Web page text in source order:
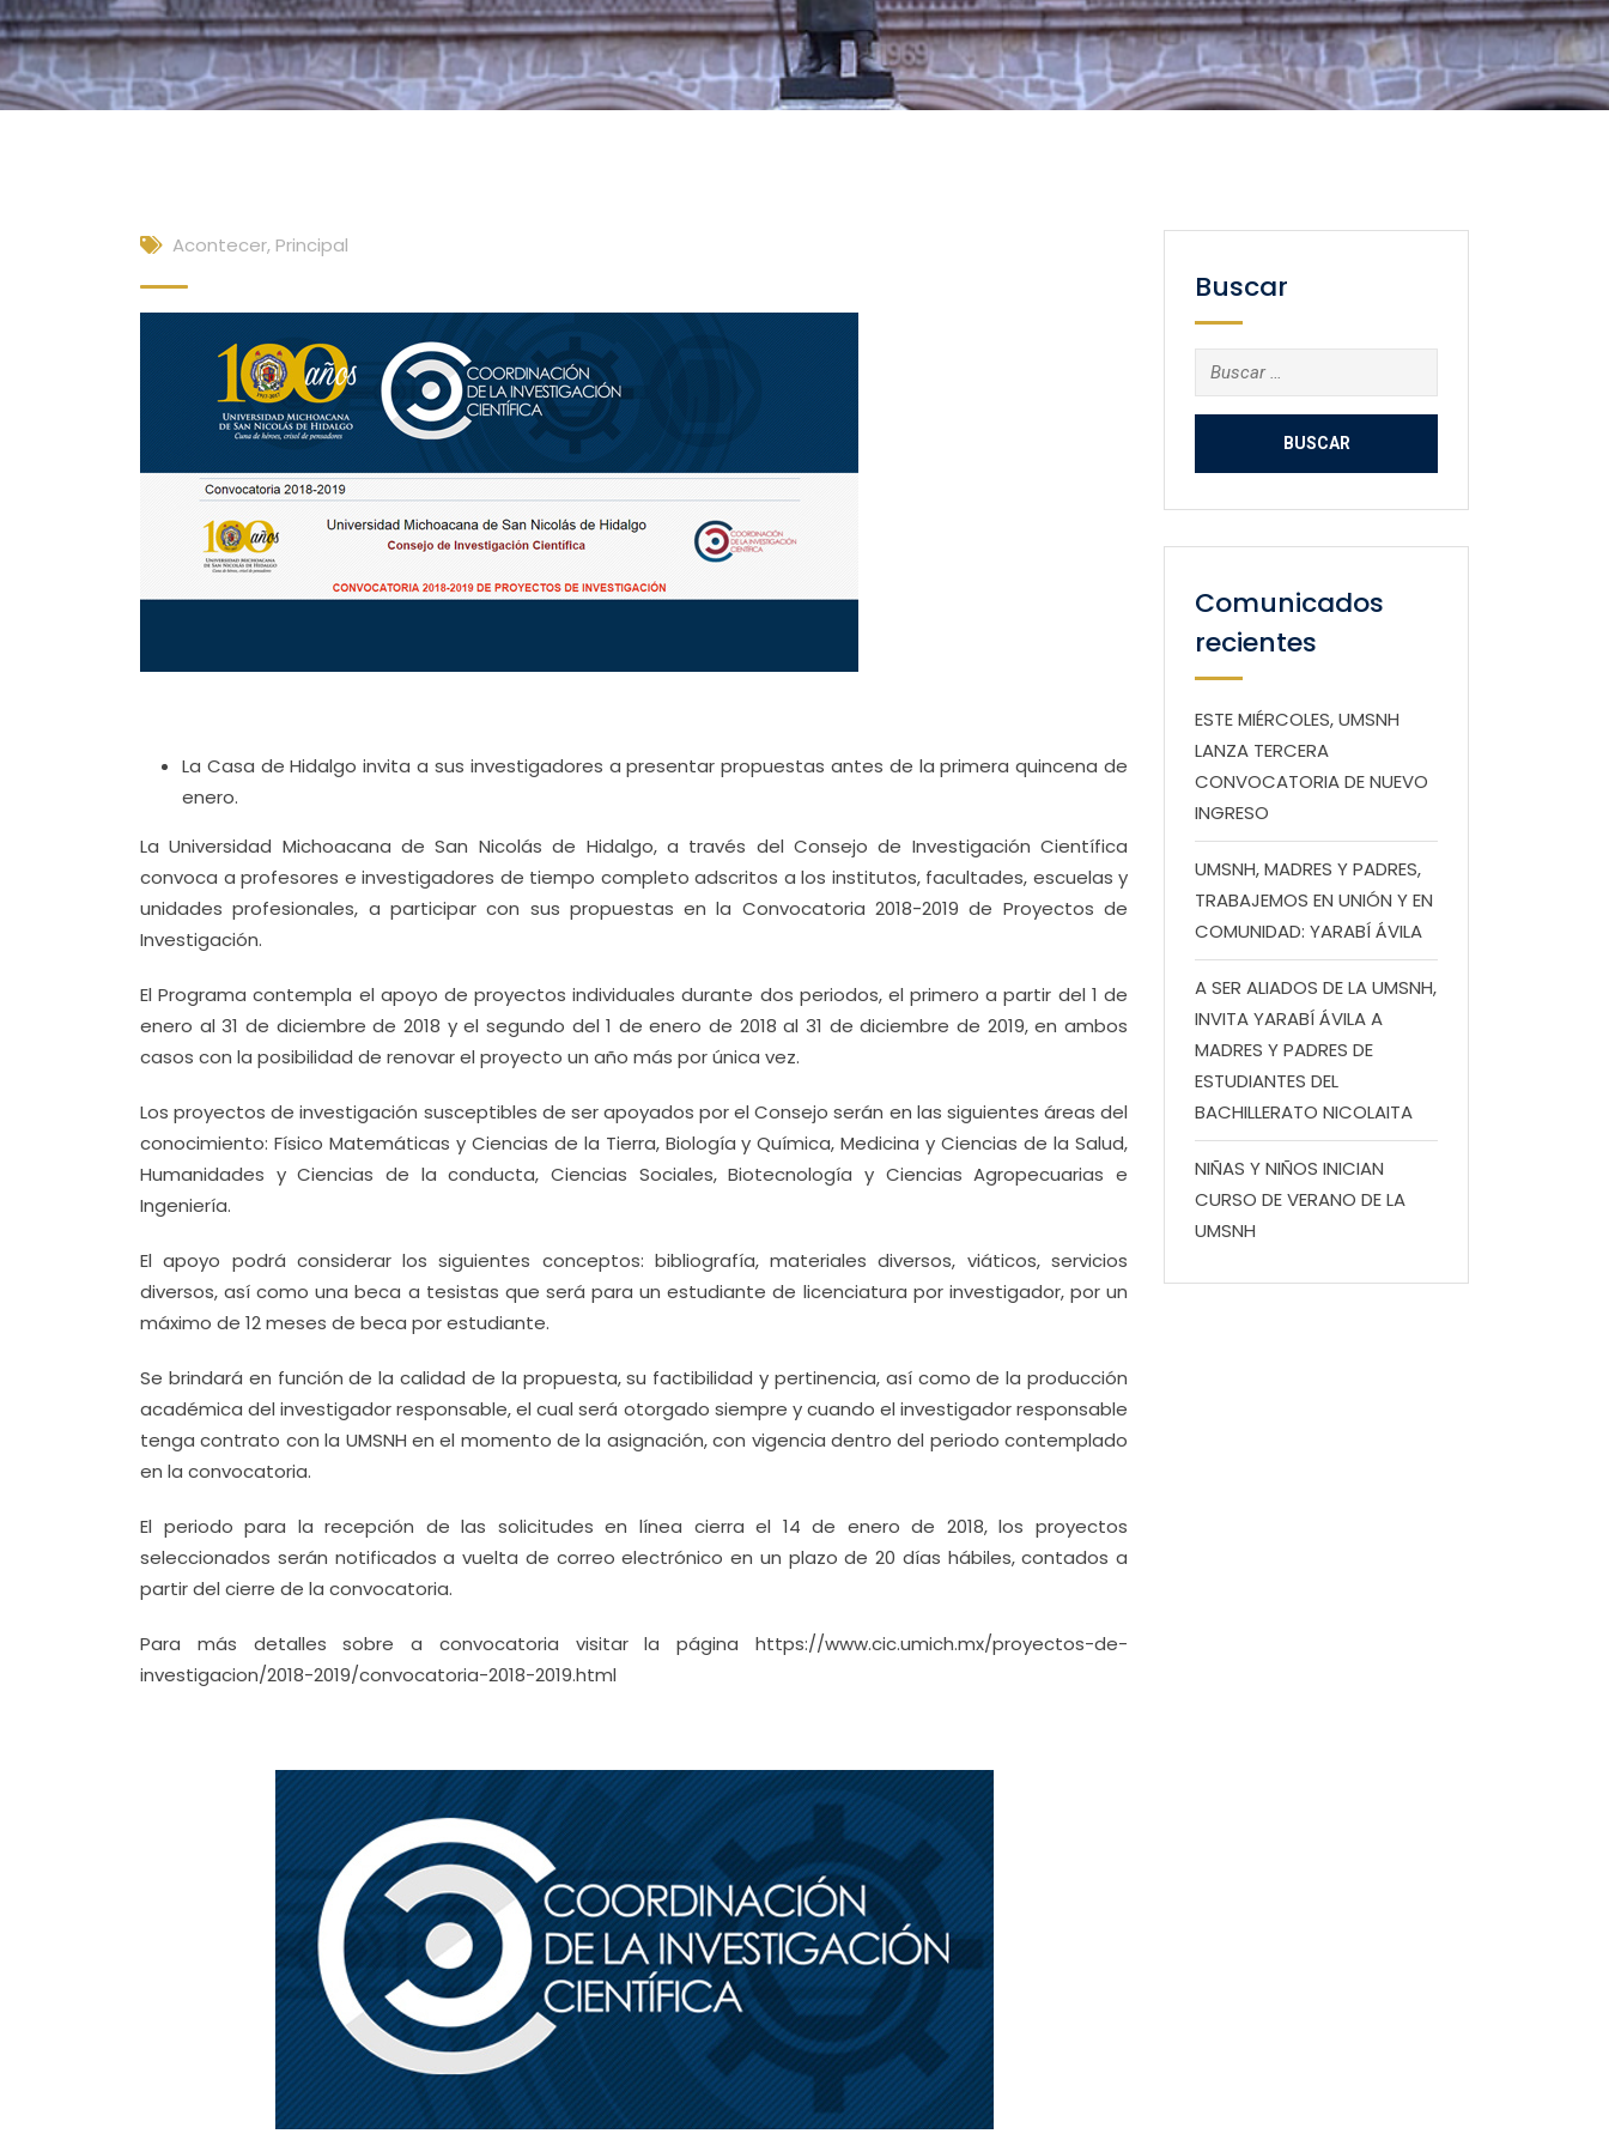
Acontecer, Principal
La Casa de Hidalgo invita a sus investigadores a presentar propuestas antes de la primera quincena de
enero.
La Universidad Michoacana de San Nicolás de Hidalgo, a través del Consejo de Investigación Científica
convoca a profesores e investigadores de tiempo completo adscritos a los institutos, facultades, escuelas y
unidades profesionales, a participar con sus propuestas en la Convocatoria 2018-2019 de Proyectos de
Investigación.
El Programa contempla el apoyo de proyectos individuales durante dos periodos, el primero a partir del 1 de
enero al 31 de diciembre de 2018 y el segundo del 1 de enero de 2018 al 31 de diciembre de 2019, en ambos
casos con la posibilidad de renovar el proyecto un año más por única vez.
Los proyectos de investigación susceptibles de ser apoyados por el Consejo serán en las siguientes áreas del
conocimiento: Físico Matemáticas y Ciencias de la Tierra, Biología y Química, Medicina y Ciencias de la Salud,
Humanidades y Ciencias de la conducta, Ciencias Sociales, Biotecnología y Ciencias Agropecuarias e
Ingeniería.
El apoyo podrá considerar los siguientes conceptos: bibliografía, materiales diversos, viáticos, servicios
diversos, así como una beca a tesistas que será para un estudiante de licenciatura por investigador, por un
máximo de 12 meses de beca por estudiante.
Se brindará en función de la calidad de la propuesta, su factibilidad y pertinencia, así como de la producción
académica del investigador responsable, el cual será otorgado siempre y cuando el investigador responsable
tenga contrato con la UMSNH en el momento de la asignación, con vigencia dentro del periodo contemplado
en la convocatoria.
El periodo para la recepción de las solicitudes en línea cierra el 14 de enero de 2018, los proyectos
seleccionados serán notificados a vuelta de correo electrónico en un plazo de 20 días hábiles, contados a
partir del cierre de la convocatoria.
Para más detalles sobre a convocatoria visitar la página https://www.cic.umich.mx/proyectos-de-
investigacion/2018-2019/convocatoria-2018-2019.html
Buscar
Buscar:
Comunicados
recientes
ESTE MIÉRCOLES, UMSNH
LANZA TERCERA
CONVOCATORIA DE NUEVO
INGRESO
UMSNH, MADRES Y PADRES,
TRABAJEMOS EN UNIÓN Y EN
COMUNIDAD: YARABÍ ÁVILA
A SER ALIADOS DE LA UMSNH,
INVITA YARABÍ ÁVILA A
MADRES Y PADRES DE
ESTUDIANTES DEL
BACHILLERATO NICOLAITA
NIÑAS Y NIÑOS INICIAN
CURSO DE VERANO DE LA
UMSNH